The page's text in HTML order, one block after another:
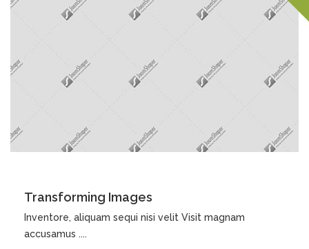
Transforming Images
Inventore, aliquam sequi nisi velit Visit magnam
accusamus ....